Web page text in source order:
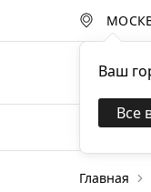
Ваш
Все
Главная